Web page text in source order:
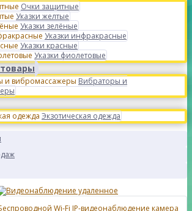
Очки защитные
Указки желтые
Указки зелёные
Указки инфракрасные
Указки красные
Указки фиолетовые
Вибраторы и
Экзотическая одежда